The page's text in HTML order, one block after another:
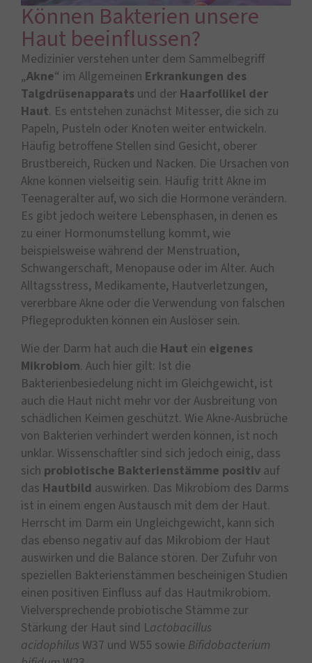
Können Bakterien unsere
Haut beeinflussen?
Medizinier verstehen unter dem Sammelbegriff
„Akne“ im Allgemeinen Erkrankungen des
Talgdrüsenapparats und der Haarfollikel der
Haut. Es entstehen zunächst Mitesser, die sich zu
Papeln, Pusteln oder Knoten weiter entwickeln.
Häufig betroffene Stellen sind Gesicht, oberer
Brustbereich, Rücken und Nacken. Die Ursachen von
Akne können vielseitig sein. Häufig tritt Akne im
Teenageralter auf, wo sich die Hormone verändern.
Es gibt jedoch weitere Lebensphasen, in denen es
zu einer Hormonumstellung kommt, wie
beispielsweise während der Menstruation,
Schwangerschaft, Menopause oder im Alter. Auch
Alltagsstress, Medikamente, Hautverletzungen,
vererbbare Akne oder die Verwendung von falschen
Pflegeprodukten können ein Auslöser sein.
Wie der Darm hat auch die Haut ein eigenes
Mikrobiom. Auch hier gilt: Ist die
Bakterienbesiedelung nicht im Gleichgewicht, ist
auch die Haut nicht mehr vor der Ausbreitung von
schädlichen Keimen geschützt. Wie Akne-Ausbrüche
von Bakterien verhindert werden können, ist noch
unklar. Wissenschaftler sind sich jedoch einig, dass
sich probiotische Bakterienstämme positiv auf
das Hautbild auswirken. Das Mikrobiom des Darms
ist in einem engen Austausch mit dem der Haut.
Herrscht im Darm ein Ungleichgewicht, kann sich
das ebenso negativ auf das Mikrobiom der Haut
auswirken und die Balance stören. Der Zufuhr von
speziellen Bakterienstämmen bescheinigen Studien
einen positiven Einfluss auf das Hautmikrobiom.
Vielversprechende probiotische Stämme zur
Stärkung der Haut sind Lactobacillus
acidophilus W37 und W55 sowie Bifidobacterium